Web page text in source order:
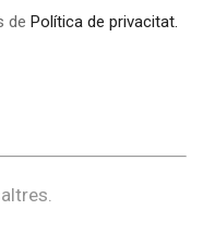
de Política de privacitat.